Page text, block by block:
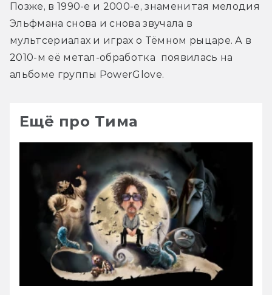
Позже, в 1990-е и 2000-е, знаменитая мелодия
Эльфмана снова и снова звучала в
мультсериалах и играх о Тёмном рыцаре. А в
2010-м её метал-обработка  появилась на
альбоме группы PowerGlove.
Ещё про Тима